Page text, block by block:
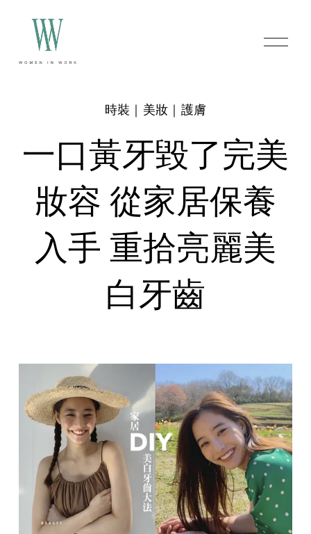
O
p
一口黃牙毀了完美
妝容 從家居保養
入手 重拾亮麗美
白牙齒
時裝｜美妝｜護膚